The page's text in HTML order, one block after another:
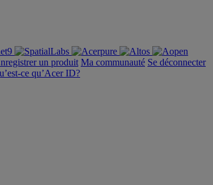
un produit Ma communauté Se déconnecter
ce qu’Acer ID?